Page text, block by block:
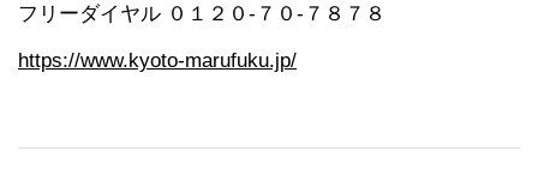
フリーダイヤル ０１２０-７０-７８７８
https://www.kyoto-marufuku.jp/